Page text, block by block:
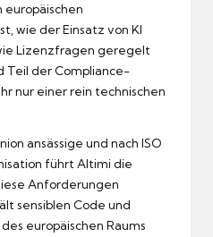
europäischen
wie der Einsatz von KI
Lizenzfragen geregelt
Teil der Compliance-
nur einer rein technischen
ansässige und nach ISO
führt Altimi die
Anforderungen
sensiblen Code und
europäischen Raums